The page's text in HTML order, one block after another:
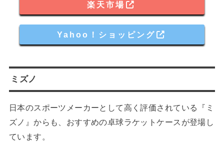
楽天市場
Yahoo！ショッピング
ミズノ
日本のスポーツメーカーとして高く評価されている『ミ
ズノ』からも、おすすめの卓球ラケットケースが登場し
ています。